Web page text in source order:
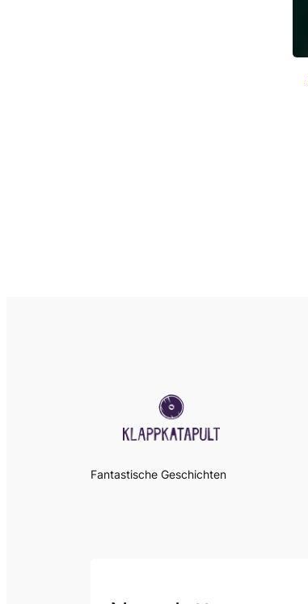
Fantastische Geschichten